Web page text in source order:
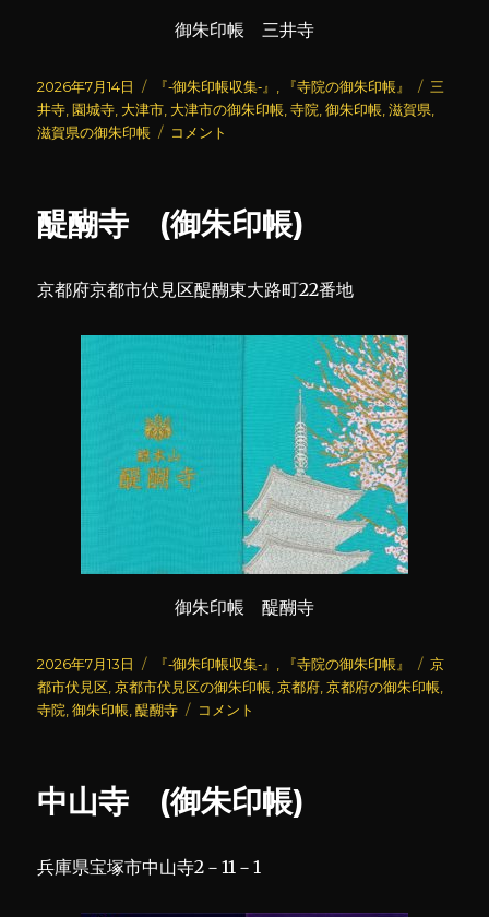
御朱印帳 三井寺
投
稿
日:
2026年7月14日
カ
テ
ゴ
『‐御朱印帳収集‐』 『寺院の御朱印帳』
タ
グ
三
井寺 ,園城寺 大津市 大津市の御朱印帳 ,寺院 ,御朱印帳 ,滋賀県
滋賀県の御朱印帳
三
城
寺)
朱
帳)
コメント
醍醐寺 (御朱印帳)
京都府京都市伏見区醍醐東大路町22番地
御朱印帳 醍醐寺
投
稿
日:
2026年7月13日
カ
テ
ゴ
『‐御朱印帳収集‐』 『寺院の御朱印帳』
タ
グ
京
都市伏見区 ,京都市伏見区の御朱印帳 ,京都府 ,京都府の御朱印帳
寺院 ,御朱印帳 ,醍醐寺
醍
朱
に
コメント
中山寺 (御朱印帳)
兵庫県宝塚市中山寺2－11－1